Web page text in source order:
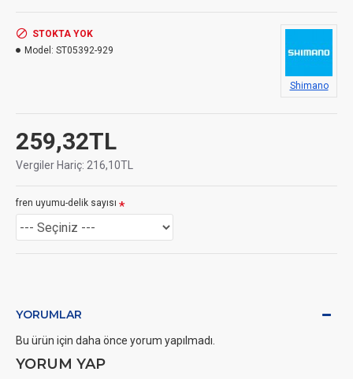
259,32TL
Vergiler Hariç: 216,10TL
STOKTA YOK
Model: ST05392-929
Shimano
fren uyumu-delik sayısı
YORUMLAR
Bu ürün için daha önce yorum yapılmadı.
YORUM YAP